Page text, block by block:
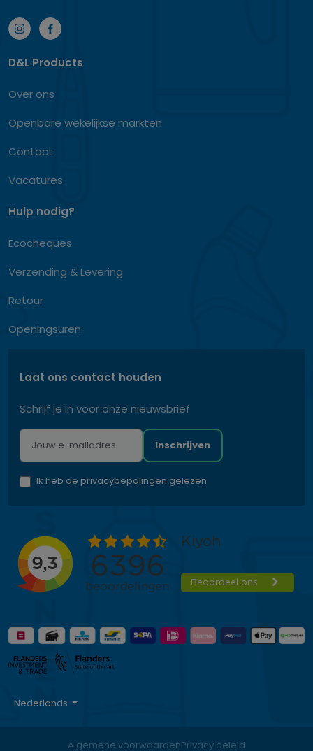
D&L Products
Over ons
Openbare wekelijkse markten
Contact
Vacatures
Hulp nodig?
Ecocheques
Verzending & Levering
Retour
Openingsuren
Laat ons contact houden
Schrijf je in voor onze nieuwsbrief
Inschrijven
Ik heb de privacybepalingen gelezen
Nederlands
Algemene voorwaardenPrivacy beleid